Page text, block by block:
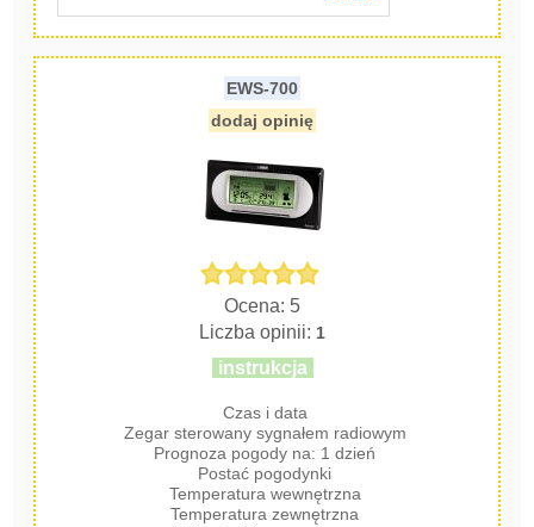
EWS-700
dodaj opinię
Ocena: 5
Liczba opinii: 1
instrukcja
Czas i data
Zegar sterowany sygnałem radiowym
Prognoza pogody na: 1 dzień
Postać pogodynki
Temperatura wewnętrzna
Temperatura zewnętrzna